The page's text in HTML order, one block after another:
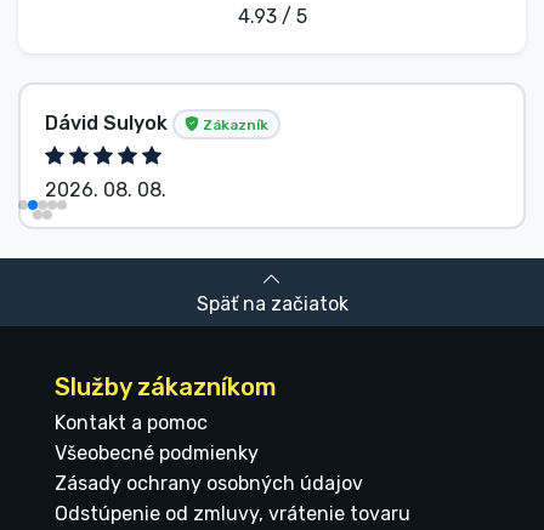
4.93 / 5
Dávid Sulyok Zákazník
2026. 08. 08.
Späť na začiatok
Služby zákazníkom
Kontakt a pomoc
Všeobecné podmienky
Zásady ochrany osobných údajov
Odstúpenie od zmluvy, vrátenie tovaru